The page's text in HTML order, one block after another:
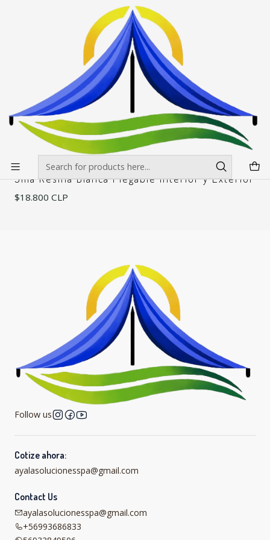
Envíos gratis desde $500.000 en Santiago
Mesas, manteles y sillas Sillas y banquetas
Silla Resina Blanca Plegable Interior y Exterior
Silla Resina Blanca Plegable Interior y
Exterior
Filters
Silla Resina Blanca Plegable Interior y Exterior
$18.800 CLP
Follow us
Cotize ahora:
ayalasolucionesspa@gmail.com
Contact Us
ayalasolucionesspa@gmail.com
+56993686833